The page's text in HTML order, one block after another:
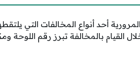
أحد أنواع المخالفات التي
القيام بالمخالفة تبرز رقم اللوحة